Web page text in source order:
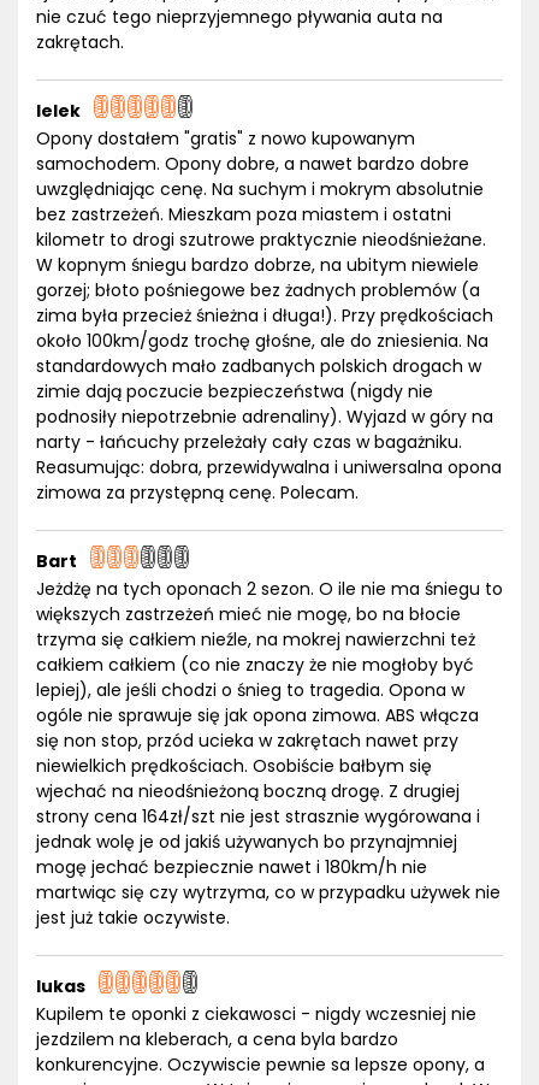
nie czuć tego nieprzyjemnego pływania auta na
zakrętach.
lelek
Opony dostałem "gratis" z nowo kupowanym
samochodem. Opony dobre, a nawet bardzo dobre
uwzględniając cenę. Na suchym i mokrym absolutnie
bez zastrzeżeń. Mieszkam poza miastem i ostatni
kilometr to drogi szutrowe praktycznie nieodśnieżane.
W kopnym śniegu bardzo dobrze, na ubitym niewiele
gorzej; błoto pośniegowe bez żadnych problemów (a
zima była przecież śnieżna i długa!). Przy prędkościach
około 100km/godz trochę głośne, ale do zniesienia. Na
standardowych mało zadbanych polskich drogach w
zimie dają poczucie bezpieczeństwa (nigdy nie
podnosiły niepotrzebnie adrenaliny). Wyjazd w góry na
narty - łańcuchy przeleżały cały czas w bagażniku.
Reasumując: dobra, przewidywalna i uniwersalna opona
zimowa za przystępną cenę. Polecam.
Bart
Jeżdżę na tych oponach 2 sezon. O ile nie ma śniegu to
większych zastrzeżeń mieć nie mogę, bo na błocie
trzyma się całkiem nieźle, na mokrej nawierzchni też
całkiem całkiem (co nie znaczy że nie mogłoby być
lepiej), ale jeśli chodzi o śnieg to tragedia. Opona w
ogóle nie sprawuje się jak opona zimowa. ABS włącza
się non stop, przód ucieka w zakrętach nawet przy
niewielkich prędkościach. Osobiście bałbym się
wjechać na nieodśnieżoną boczną drogę. Z drugiej
strony cena 164zł/szt nie jest strasznie wygórowana i
jednak wolę je od jakiś używanych bo przynajmniej
mogę jechać bezpiecznie nawet i 180km/h nie
martwiąc się czy wytrzyma, co w przypadku używek nie
jest już takie oczywiste.
lukas
Kupilem te oponki z ciekawosci - nigdy wczesniej nie
jezdzilem na kleberach, a cena byla bardzo
konkurencyjne. Oczywiscie pewnie sa lepsze opony, a